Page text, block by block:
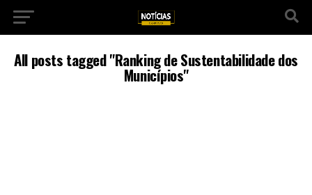
All posts tagged "Ranking de Sustentabilidade dos
Municípios"